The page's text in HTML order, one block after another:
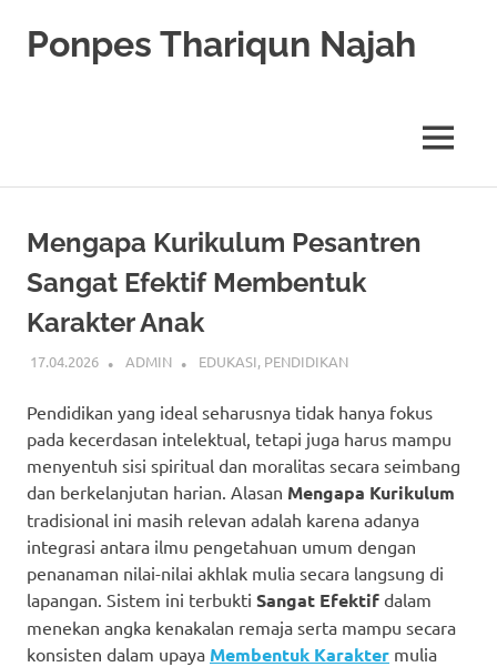
Ponpes Thariqun Najah
MENU
Mengapa Kurikulum Pesantren
Sangat Efektif Membentuk
Karakter Anak
17.04.2026 ADMIN EDUKASI, PENDIDIKAN
Pendidikan yang ideal seharusnya tidak hanya fokus
pada kecerdasan intelektual, tetapi juga harus mampu
menyentuh sisi spiritual dan moralitas secara seimbang
dan berkelanjutan harian. Alasan Mengapa Kurikulum
tradisional ini masih relevan adalah karena adanya
integrasi antara ilmu pengetahuan umum dengan
penanaman nilai-nilai akhlak mulia secara langsung di
lapangan. Sistem ini terbukti Sangat Efektif dalam
menekan angka kenakalan remaja serta mampu secara
konsisten dalam upaya Membentuk Karakter mulia